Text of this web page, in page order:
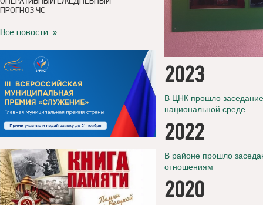
ПРОГНОЗ ЧС
Все новости »
2023
В ЦНК прошло
национальной среде
2022
В районе прошло
отношениям
2020